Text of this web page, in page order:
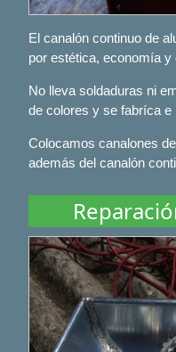
El canalón continuo de
por estética, economía y
No lleva soldaduras ni
de colores y se fabríca e
Colocamos canalones
además del canalón